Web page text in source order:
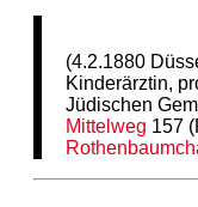
(4.2.1880
Kinderärztin,
Jüdischen
Mittelweg 157